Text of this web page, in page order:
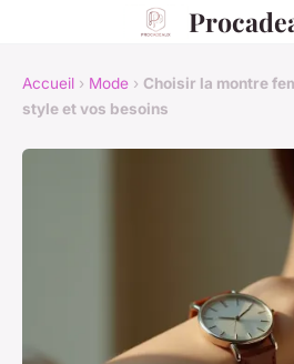
Accueil › Mode › Choisir la montre
style et vos besoins